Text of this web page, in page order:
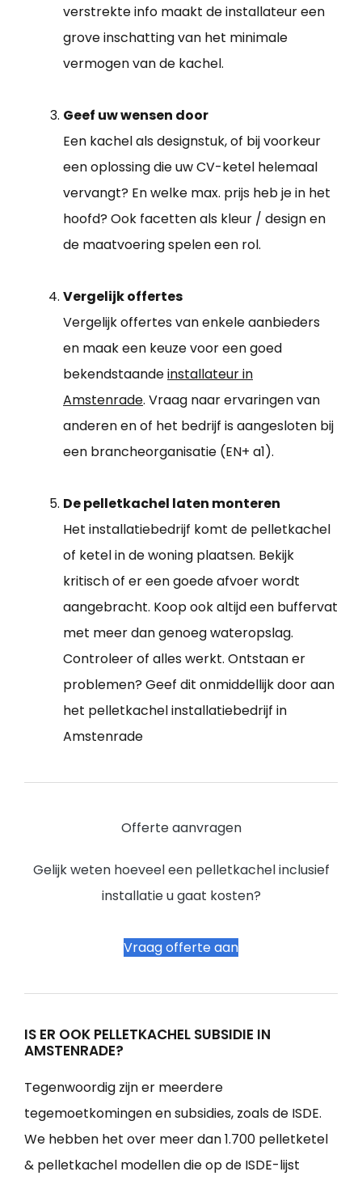
verstrekte info maakt de installateur een
grove inschatting van het minimale
vermogen van de kachel.
Geef uw wensen door
Een kachel als designstuk, of bij voorkeur
een oplossing die uw CV-ketel helemaal
vervangt? En welke max. prijs heb je in het
hoofd? Ook facetten als kleur / design en
de maatvoering spelen een rol.
Vergelijk offertes
Vergelijk offertes van enkele aanbieders
en maak een keuze voor een goed
bekendstaandeinstallateur in
Amstenrade. Vraag naar ervaringen van
anderen en of het bedrijf is aangesloten bij
een brancheorganisatie (EN+ a1).
De pelletkachel laten monteren
Het installatiebedrijf komt de pelletkachel
of ketel in de woning plaatsen. Bekijk
kritisch of er een goede afvoer wordt
aangebracht. Koop ook altijd een buffervat
met meer dan genoeg wateropslag.
Controleer of alles werkt. Ontstaan er
problemen? Geef dit onmiddellijk door aan
het pelletkachel installatiebedrijf in
Amstenrade
Offerte aanvragen
Gelijk weten hoeveel een pelletkachel inclusief
installatie u gaat kosten?
Vraag offerte aan
IS ER OOK PELLETKACHEL SUBSIDIE IN
AMSTENRADE?
Tegenwoordig zijn er meerdere
tegemoetkomingen en subsidies, zoals de ISDE.
We hebben het over meer dan 1.700 pelletketel
& pelletkachel modellen die op de ISDE-lijst